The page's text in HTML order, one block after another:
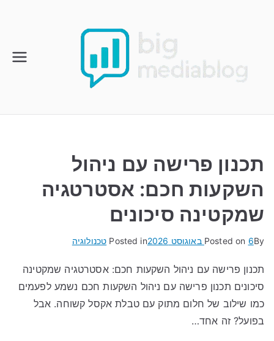
תכנון פרישה עם ניהול
השקעות חכם: אסטרטגיה
שמקטינה סיכונים
By
Posted on 6 באוגוסט 2026 Posted in טכנולוגיה
תכנון פרישה עם ניהול השקעות חכם: אסטרטגיה שמקטינה
סיכונים תכנון פרישה עם ניהול השקעות חכם נשמע לפעמים
כמו שילוב של חלום מתוק עם טבלת אקסל קשוחה. אבל
בפועל? זה אחד…